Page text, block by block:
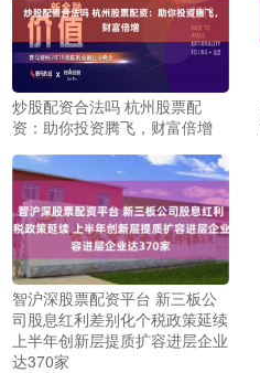
炒股配资合法吗 杭州股票配
资：助你投资腾飞，财富倍增
智沪深股票配资平台 新三板公
司股息红利差别化个税政策延续
上半年创新层提质扩容进层企业
达370家